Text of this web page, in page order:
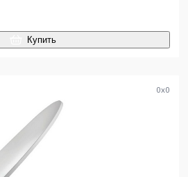
Купить
0x0